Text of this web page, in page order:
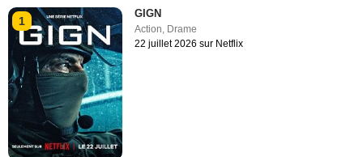
1
GIGN
Action, Drame
22 juillet 2026 sur Netflix